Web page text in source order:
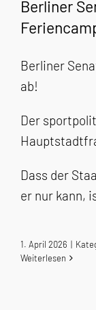
Berliner
Berliner
ab!
Der
Dass der
er nur kann,
1. April 2026 |
Weiterlesen